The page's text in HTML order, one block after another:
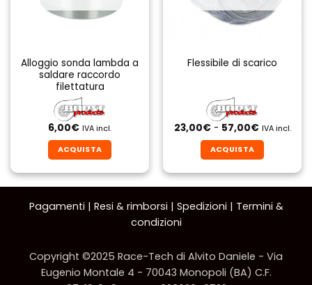
Alloggio sonda lambda a
saldare raccordo
filettatura
6,00€ IVA incl.
ACQUISTA
Flessibile di scarico
23,00€ - 57,00€Fascia
prezzo:
da
23,00€
a
57,00€
IVA incl.
ACQUISTA
prodotto
più
opzioni
possono
Pagamenti | Resi & rimborsi | Spedizioni | Termini &
condizioni
Copyright ©2025 Race-Tech di Alvito Daniele - Via
Eugenio Montale 4 - 70043 Monopoli (BA) C.F.